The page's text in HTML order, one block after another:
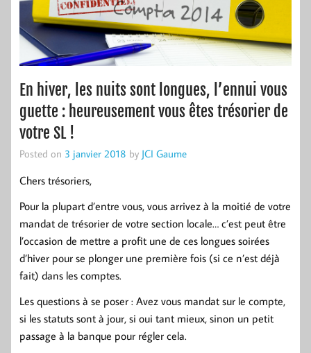
En hiver, les nuits sont longues, l’ennui vous
guette : heureusement vous êtes trésorier de
votre SL !
Posted on 3 janvier 2018 by JCI Gaume
Chers trésoriers,
Pour la plupart d’entre vous, vous arrivez à la moitié de votre
mandat de trésorier de votre section locale… c’est peut être
l’occasion de mettre a profit une de ces longues soirées
d’hiver pour se plonger une première fois (si ce n’est déjà
fait) dans les comptes.
Les questions à se poser : Avez vous mandat sur le compte,
si les statuts sont à jour, si oui tant mieux, sinon un petit
passage à la banque pour régler cela.